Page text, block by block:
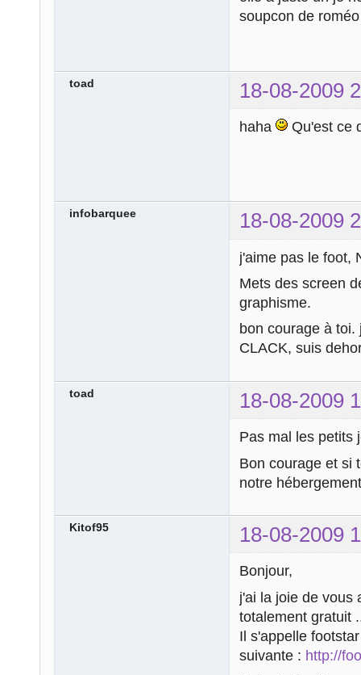
soupcon de
toad 18-08-2009
haha Qu'est ce
infobarquee 18-08-2009
j'aime pas le foot,
Mets des screen
graphisme.
bon courage à
CLACK, suis
toad 18-08-2009
Pas mal les petits
Bon courage et si
notre
Kitof95 18-08-2009
Bonjour,
j'ai la joie de vous
totalement gratuit
Il s'appelle
suivante : http://